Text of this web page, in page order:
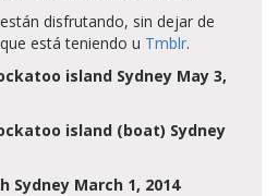
disfrutando, sin dejar de
está teniendo u Tmblr.
island Sydney May 3,
island (boat) Sydney
Sydney March 1, 2014